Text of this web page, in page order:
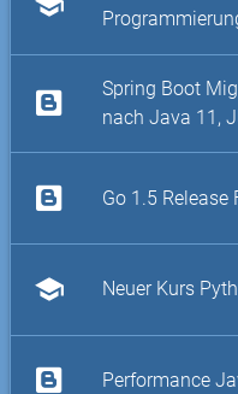
Spring Boot
nach Java 11,
Go 1.5 Release
school Neuer Kurs
Performance